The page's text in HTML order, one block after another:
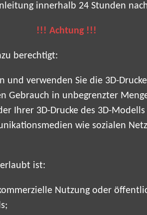
innerhalb 24 Stunden
!!! Achtung !!!
berechtigt:
und verwenden Sie die 3D-
Gebrauch in unbegrenzter
Ihrer 3D-Drucke des 3D-
wie sozialen
ist:
Nutzung oder